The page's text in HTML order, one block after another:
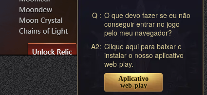
Q : O que devo fazer se eu não
conseguir entrar no jogo
pelo meu navegador?
A2: Clique aqui para baixar e
instalar o nosso aplicativo
web-play.
Aplicativo
web-play